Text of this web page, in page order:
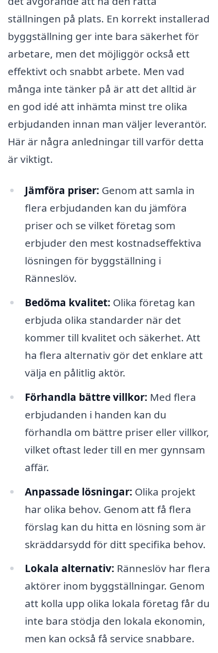
ställningen på plats. En korrekt installerad
byggställning ger inte bara säkerhet för
arbetare, men det möjliggör också ett
effektivt och snabbt arbete. Men vad
många inte tänker på är att det alltid är
en god idé att inhämta minst tre olika
erbjudanden innan man väljer leverantör.
Här är några anledningar till varför detta
är viktigt.
Jämföra priser: Genom att samla in
flera erbjudanden kan du jämföra
priser och se vilket företag som
erbjuder den mest kostnadseffektiva
lösningen för byggställning i
Ränneslöv.
Bedöma kvalitet: Olika företag kan
erbjuda olika standarder när det
kommer till kvalitet och säkerhet. Att
ha flera alternativ gör det enklare att
välja en pålitlig aktör.
Förhandla bättre villkor: Med flera
erbjudanden i handen kan du
förhandla om bättre priser eller villkor,
vilket oftast leder till en mer gynnsam
affär.
Anpassade lösningar: Olika projekt
har olika behov. Genom att få flera
förslag kan du hitta en lösning som är
skräddarsydd för ditt specifika behov.
Lokala alternativ: Ränneslöv har flera
aktörer inom byggställningar. Genom
att kolla upp olika lokala företag får du
inte bara stödja den lokala ekonomin,
men kan också få service snabbare.